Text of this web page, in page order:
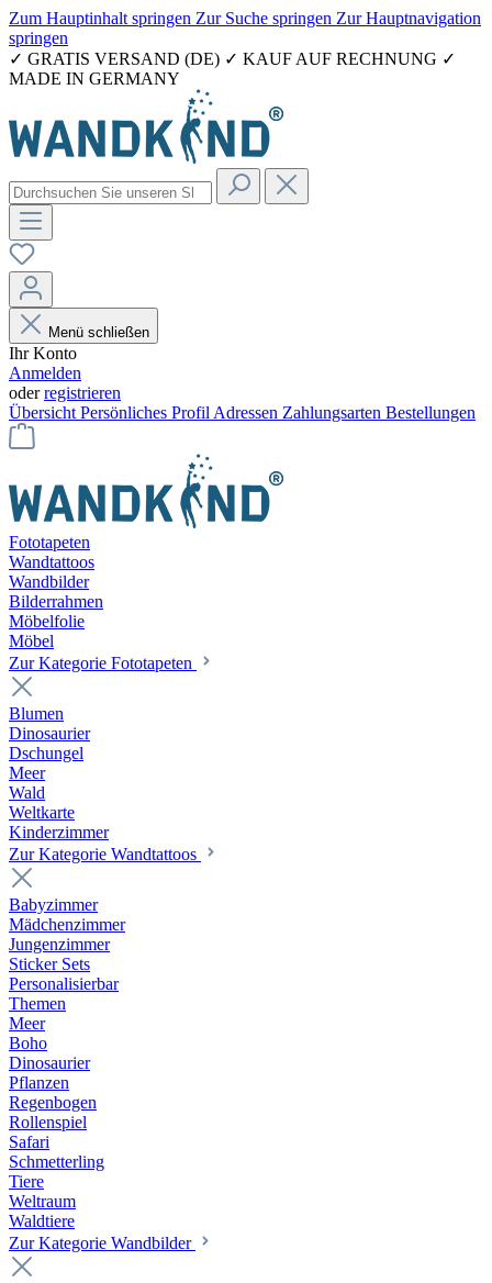
Zum Hauptinhalt springen Zur Suche springen Zur Hauptnavigation
springen
✓ GRATIS VERSAND (DE) ✓ KAUF AUF RECHNUNG ✓
MADE IN GERMANY
Menü schließen
Ihr Konto
Anmelden
oderregistrieren
Übersicht Persönliches Profil Adressen Zahlungsarten Bestellungen
Fototapeten
Wandtattoos
Wandbilder
Bilderrahmen
Möbelfolie
Möbel
Zur Kategorie Fototapeten
Blumen
Dinosaurier
Dschungel
Meer
Wald
Weltkarte
Kinderzimmer
Zur Kategorie Wandtattoos
Babyzimmer
Mädchenzimmer
Jungenzimmer
Sticker Sets
Personalisierbar
Themen
Meer
Boho
Dinosaurier
Pflanzen
Regenbogen
Rollenspiel
Safari
Schmetterling
Tiere
Weltraum
Waldtiere
Zur Kategorie Wandbilder